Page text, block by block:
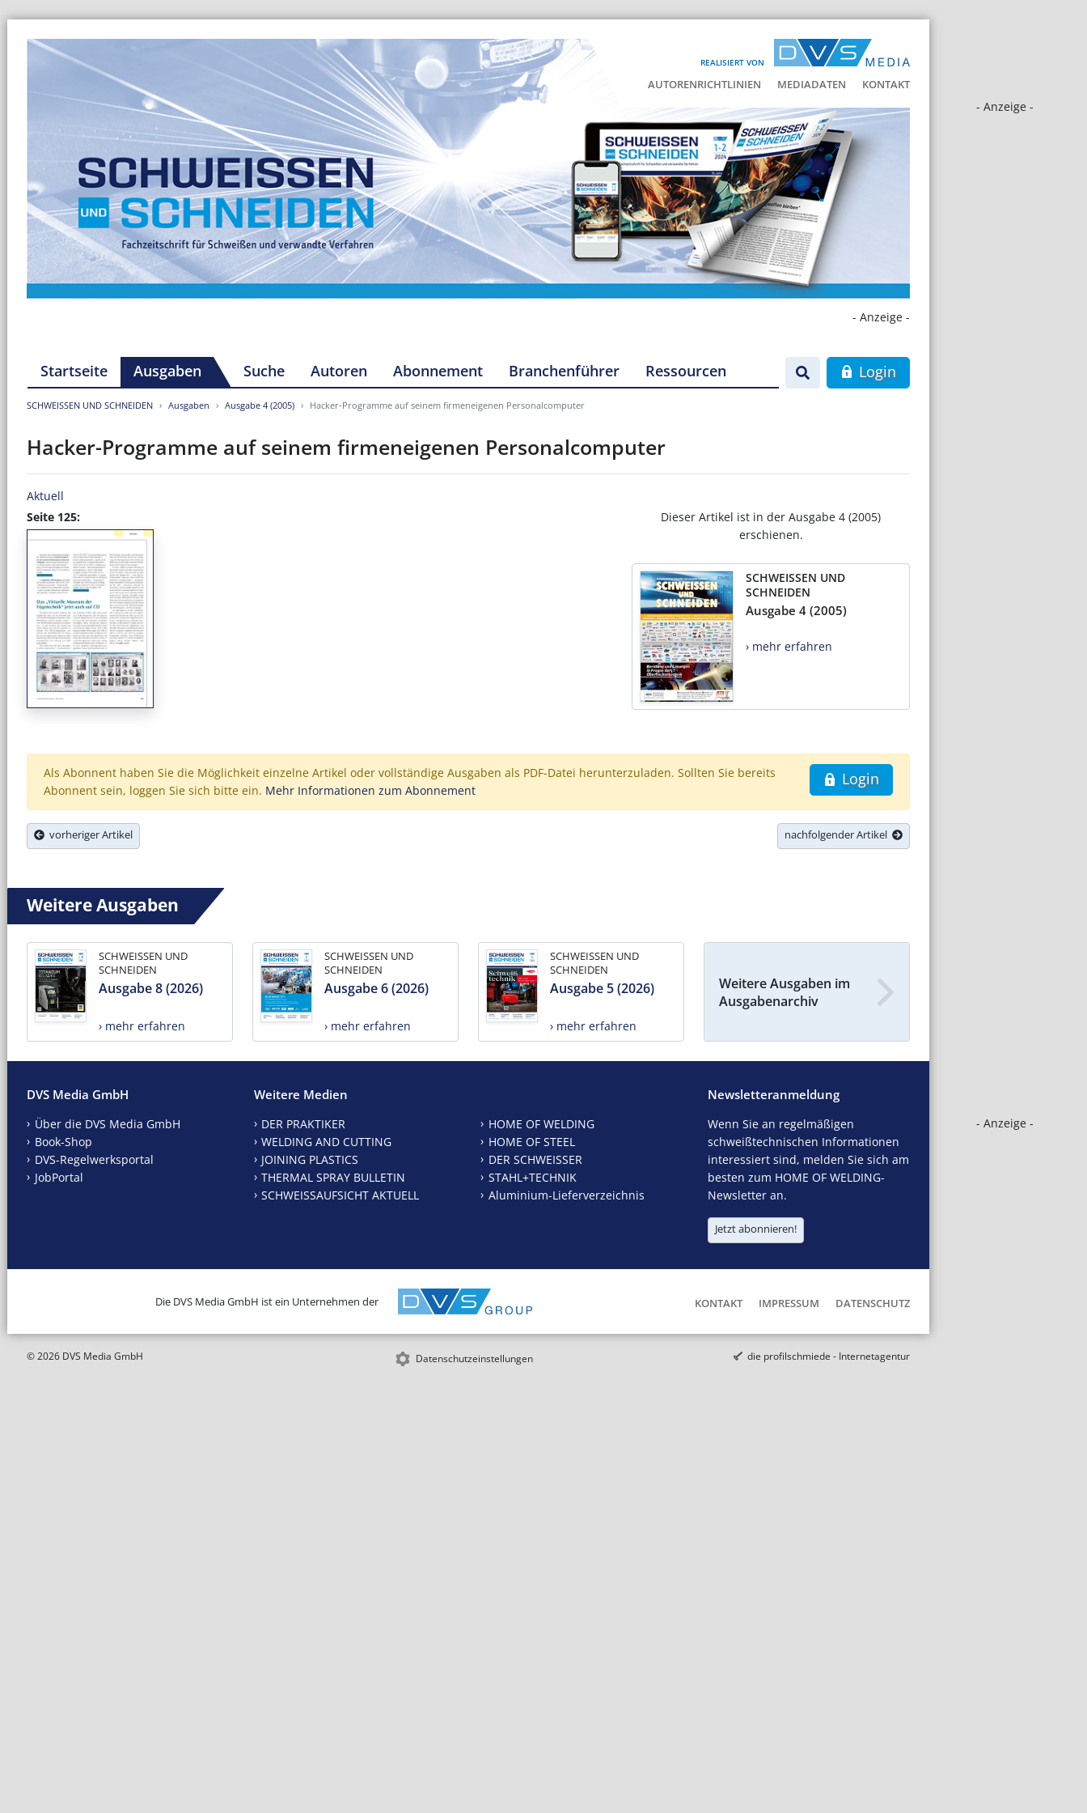
REALISIERT VON
AUTORENRICHTLINIEN MEDIADATEN KONTAKT
- Anzeige -
- Anzeige -
- Anzeige -
Startseite Ausgaben Suche Autoren Abonnement Branchenführer Ressourcen Login
SCHWEISSEN UND SCHNEIDEN Ausgaben Ausgabe 4 (2005) Hacker-Programme auf seinem firmeneigenen Personalcomputer
Hacker-Programme auf seinem firmeneigenen Personalcomputer
Aktuell
Seite 125:
Dieser Artikel ist in der Ausgabe 4 (2005)
erschienen.
SCHWEISSEN UND
SCHNEIDEN
Ausgabe 4 (2005)
› mehr erfahren
Login
Als Abonnent haben Sie die Möglichkeit einzelne Artikel oder vollständige Ausgaben als PDF-Datei herunterzuladen. Sollten Sie bereits
Abonnent sein, loggen Sie sich bitte ein. Mehr Informationen zum Abonnement
vorheriger Artikel nachfolgender Artikel
Weitere Ausgaben
SCHWEISSEN UND
SCHNEIDEN
Ausgabe 8 (2026)
› mehr erfahren
SCHWEISSEN UND
SCHNEIDEN
Ausgabe 6 (2026)
› mehr erfahren
SCHWEISSEN UND
SCHNEIDEN
Ausgabe 5 (2026)
› mehr erfahren
Weitere Ausgaben im
Ausgabenarchiv
DVS Media GmbH
Über die DVS Media GmbH
Book-Shop
DVS-Regelwerksportal
JobPortal
Weitere Medien
DER PRAKTIKER
WELDING AND CUTTING
JOINING PLASTICS
THERMAL SPRAY BULLETIN
SCHWEISSAUFSICHT AKTUELL
HOME OF WELDING
HOME OF STEEL
DER SCHWEISSER
STAHL+TECHNIK
Aluminium-Lieferverzeichnis
Newsletteranmeldung
Wenn Sie an regelmäßigen
schweißtechnischen Informationen
interessiert sind, melden Sie sich am
besten zum HOME OF WELDING-
Newsletter an.
Jetzt abonnieren!
Die DVS Media GmbH ist ein Unternehmen der KONTAKT IMPRESSUM DATENSCHUTZ
© 2026 DVS Media GmbH Datenschutzeinstellungen die profilschmiede - Internetagentur